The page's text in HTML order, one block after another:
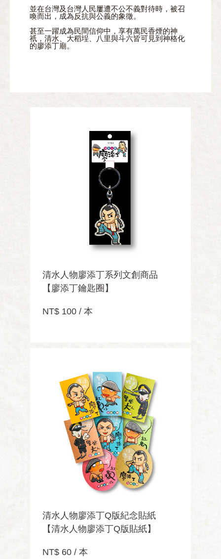
並在台灣及台灣人民屢遭不公不義對待時，被召
喚而出，成為反抗與公義的象徵。
甚至一躍成為民間信仰中，享有萬民香煙的神
祇，清水、大稻埕、八里與斗六皆可見到神格化
的廖添丁廟。
清水人物廖添丁系列文創商品
【廖添丁鑰匙圈】
NT$ 100 / 本
清水人物廖添丁Q版紀念貼紙
【清水人物廖添丁Q版貼紙】
NT$ 60 / 本